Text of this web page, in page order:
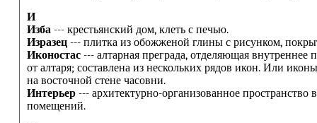
И
Изба --- крестьянский дом, клеть с печью.
Изразец --- плитка из обожженой глины с рисунком,
Иконостас--- алтарная преграда, отделяющая внутреннее
от алтаря; составлена из нескольких рядов икон. Или
на восточной стене часовни.
Интерьер --- архитектурно-организованное пространство
помещений.